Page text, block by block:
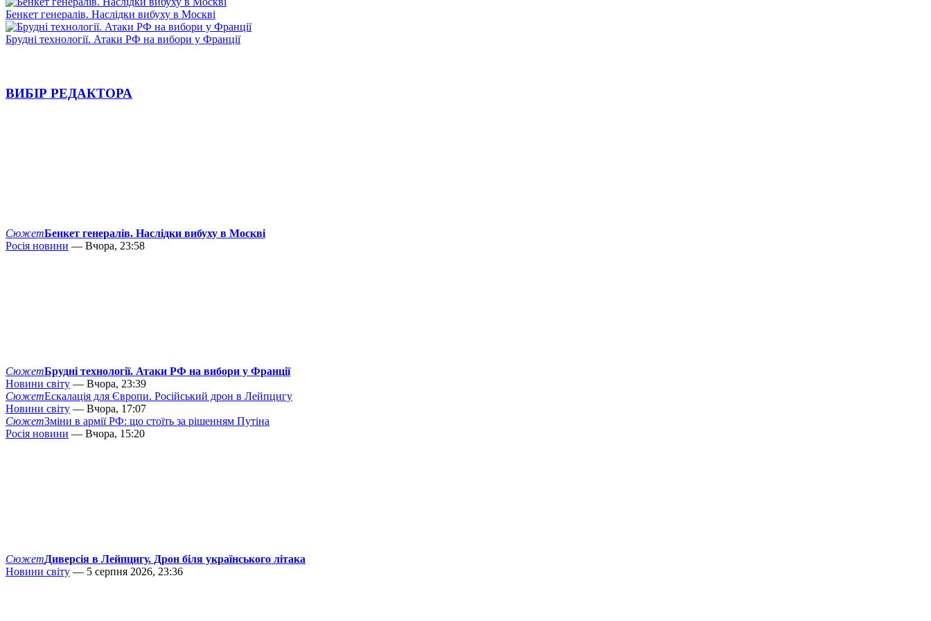
Бенкет генералів. Наслідки вибуху в Москві
Брудні технології. Атаки РФ на вибори у Франції
ВИБІР РЕДАКТОРА
СюжетБенкет генералів. Наслідки вибуху в Москві
Росія новини — Вчора, 23:58
СюжетБрудні технології. Атаки РФ на вибори у Франції
Новини світу — Вчора, 23:39
СюжетЕскалація для Європи. Російський дрон в Лейпцигу
Новини світу — Вчора, 17:07
СюжетЗміни в армії РФ: що стоїть за рішенням Путіна
Росія новини — Вчора, 15:20
СюжетДиверсія в Лейпцигу. Дрон біля українського літака
Новини світу — 5 серпня 2026, 23:36